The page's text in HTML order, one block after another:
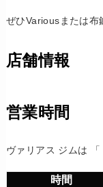
ぜひVariousまたは布
店舗情報
営業時間
ヴァリアス ジムは 「
時間